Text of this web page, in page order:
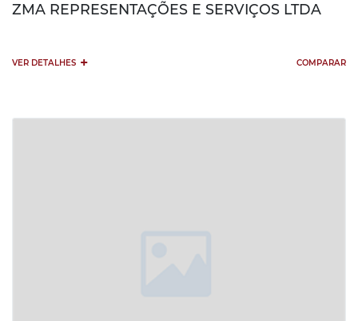
ZMA REPRESENTAÇÕES E SERVIÇOS LTDA
VER DETALHES + COMPARAR